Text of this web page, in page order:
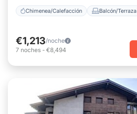
Chimenea/Calefacción Balcón/Terraza
€1,213/noche
7 noches - €8,494